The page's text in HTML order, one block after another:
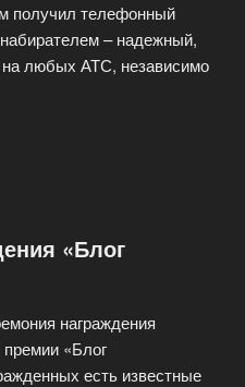
получил телефонный
– надежный,
любых АТС, независимо
«Блог
награждения
премии «Блог
есть известные